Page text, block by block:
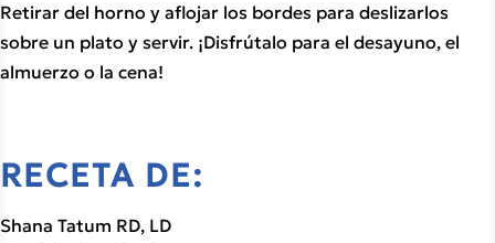
Retirar del horno y aflojar los bordes para deslizarlos
sobre un plato y servir. ¡Disfrútalo para el desayuno, el
almuerzo o la cena!
RECETA DE:
Shana Tatum RD, LD